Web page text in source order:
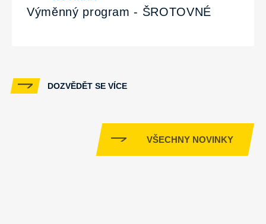
Výměnný program - ŠROTOVNÉ
DOZVĚDĚT SE VÍCE
VŠECHNY NOVINKY